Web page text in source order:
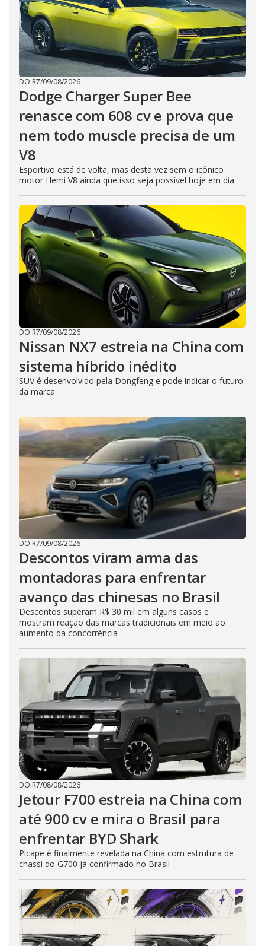
DO R7/09/08/2026
Dodge Charger Super Bee
renasce com 608 cv e prova que
nem todo muscle precisa de um
V8
Esportivo está de volta, mas desta vez sem o icônico
motor Hemi V8 ainda que isso seja possível hoje em dia
DO R7/09/08/2026
Nissan NX7 estreia na China com
sistema híbrido inédito
SUV é desenvolvido pela Dongfeng e pode indicar o futuro
da marca
DO R7/09/08/2026
Descontos viram arma das
montadoras para enfrentar
avanço das chinesas no Brasil
Descontos superam R$ 30 mil em alguns casos e
mostram reação das marcas tradicionais em meio ao
aumento da concorrência
DO R7/08/08/2026
Jetour F700 estreia na China com
até 900 cv e mira o Brasil para
enfrentar BYD Shark
Picape é finalmente revelada na China com estrutura de
chassi do G700 já confirmado no Brasil